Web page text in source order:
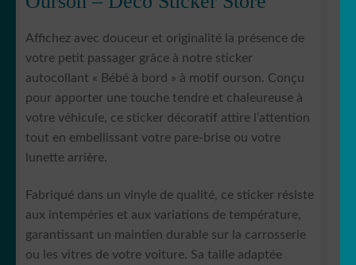
Affichez avec douceur et originalité la présence de
votre petit passager grâce à notre sticker
autocollant « Bébé à bord » à motif ourson. Conçu
pour apporter une touche tendre et chaleureuse à
votre véhicule, ce sticker décoratif attire l’attention
tout en embellissant votre pare-brise ou votre
lunette arrière.
Fabriqué dans un vinyle de qualité, ce sticker résiste
aux intempéries et aux variations de température,
garantissant un maintien durable sur la carrosserie
ou les vitres de votre voiture. Sa taille adaptée